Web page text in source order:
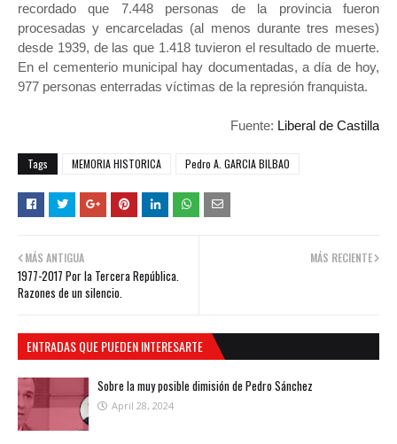
recordado que 7.448 personas de la provincia fueron
procesadas y encarceladas (al menos durante tres meses)
desde 1939, de las que 1.418 tuvieron el resultado de muerte.
En el cementerio municipal hay documentadas, a día de hoy,
977 personas enterradas víctimas de la represión franquista.
Fuente: Liberal de Castilla
Tags MEMORIA HISTORICA Pedro A. GARCIA BILBAO
MÁS RECIENTE
MÁS ANTIGUA
1977-2017 Por la Tercera República.
Razones de un silencio.
ENTRADAS QUE PUEDEN INTERESARTE
Sobre la muy posible dimisión de Pedro Sánchez
April 28, 2024